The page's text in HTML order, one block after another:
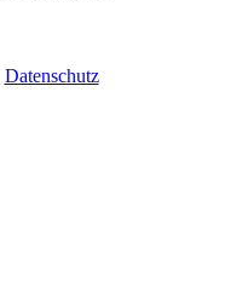
Datenschutz